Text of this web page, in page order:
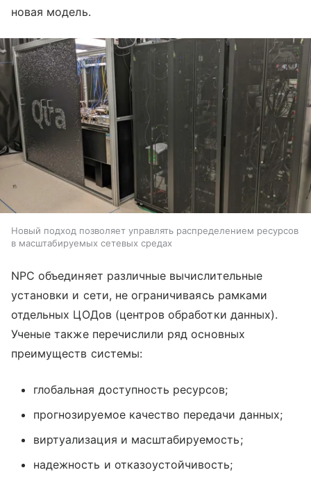
новая модель.
Новый подход позволяет управлять распределением ресурсов
в масштабируемых сетевых средах
NPC объединяет различные вычислительные
установки и сети, не ограничиваясь рамками
отдельных ЦОДов (центров обработки данных).
Ученые также перечислили ряд основных
преимуществ системы:
глобальная доступность ресурсов;
прогнозируемое качество передачи данных;
виртуализация и масштабируемость;
надежность и отказоустойчивость;